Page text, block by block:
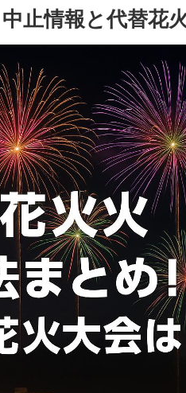
止情報と代替花